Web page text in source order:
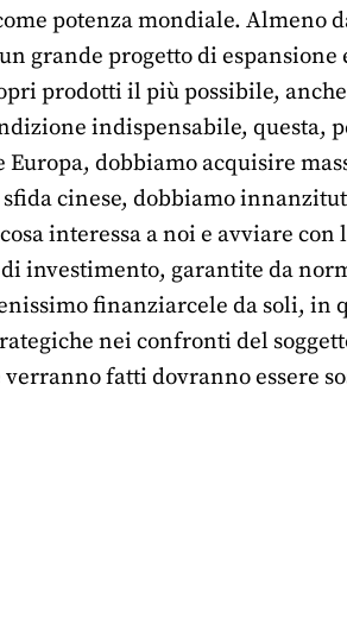
potenza mondiale. Almeno
grande progetto di
prodotti il più possibile,
indispensabile, questa,
Europa, dobbiamo acquisire
cinese, dobbiamo
interessa a noi e avviare
investimento, garantite da
finanziarcele da soli,
nei confronti del
fatti dovranno essere